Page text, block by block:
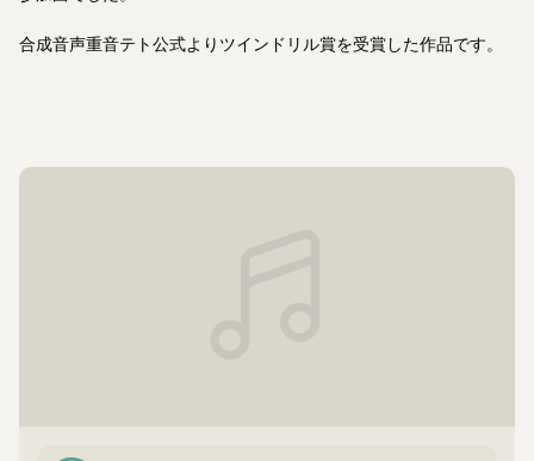
合成音声重音テト公式よりツインドリル賞を受賞した作品です。